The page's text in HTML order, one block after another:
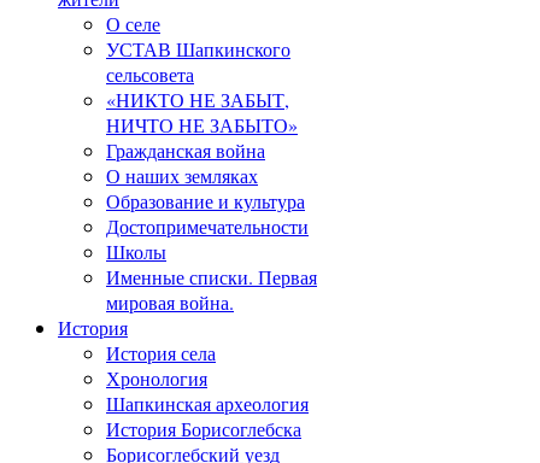
О селе
УСТАВ Шапкинского
сельсовета
«НИКТО НЕ ЗАБЫТ,
НИЧТО НЕ ЗАБЫТО»
Гражданская война
О наших земляках
Образование и культура
Достопримечательности
Школы
Именные списки. Первая
мировая война.
История
История села
Хронология
Шапкинская археология
История Борисоглебска
Борисоглебский уезд